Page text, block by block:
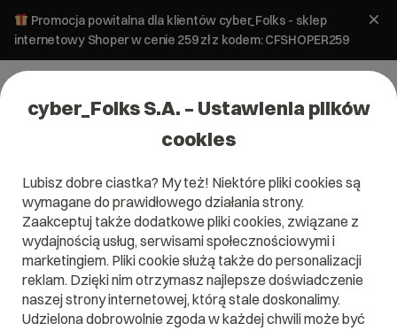
Promocja powitalna dla klientów cyber_Folks - sklep
internetowy Shoper w cenie 259 zł z kodem: CFSHOPER259
Domena .lc
Zarejestruj adres www z domeną Saint Lucii
cyber_Folks S.A. – Ustawienia plików
cookies
Lubisz dobre ciastka? My też! Niektóre pliki cookies są
wymagane do prawidłowego działania strony.
Zaakceptuj także dodatkowe pliki cookies, związane z
wydajnością usług, serwisami społecznościowymi i
marketingiem. Pliki cookie służą także do personalizacji
reklam. Dzięki nim otrzymasz najlepsze doświadczenie
naszej strony internetowej, którą stale doskonalimy.
Udzielona dobrowolnie zgoda w każdej chwili może być